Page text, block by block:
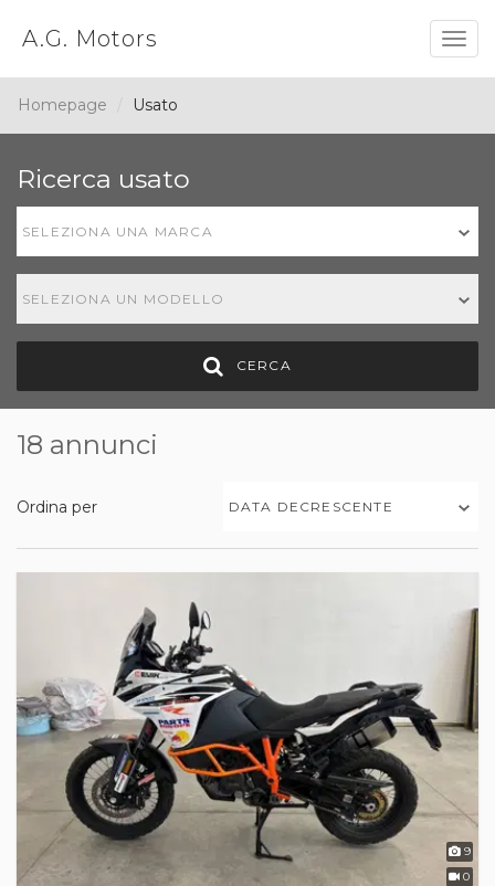
A.G. Motors
Homepage Usato
Ricerca usato
SELEZIONA UNA MARCA
SELEZIONA UN MODELLO
CERCA
18 annunci
Ordina per DATA DECRESCENTE
9
0